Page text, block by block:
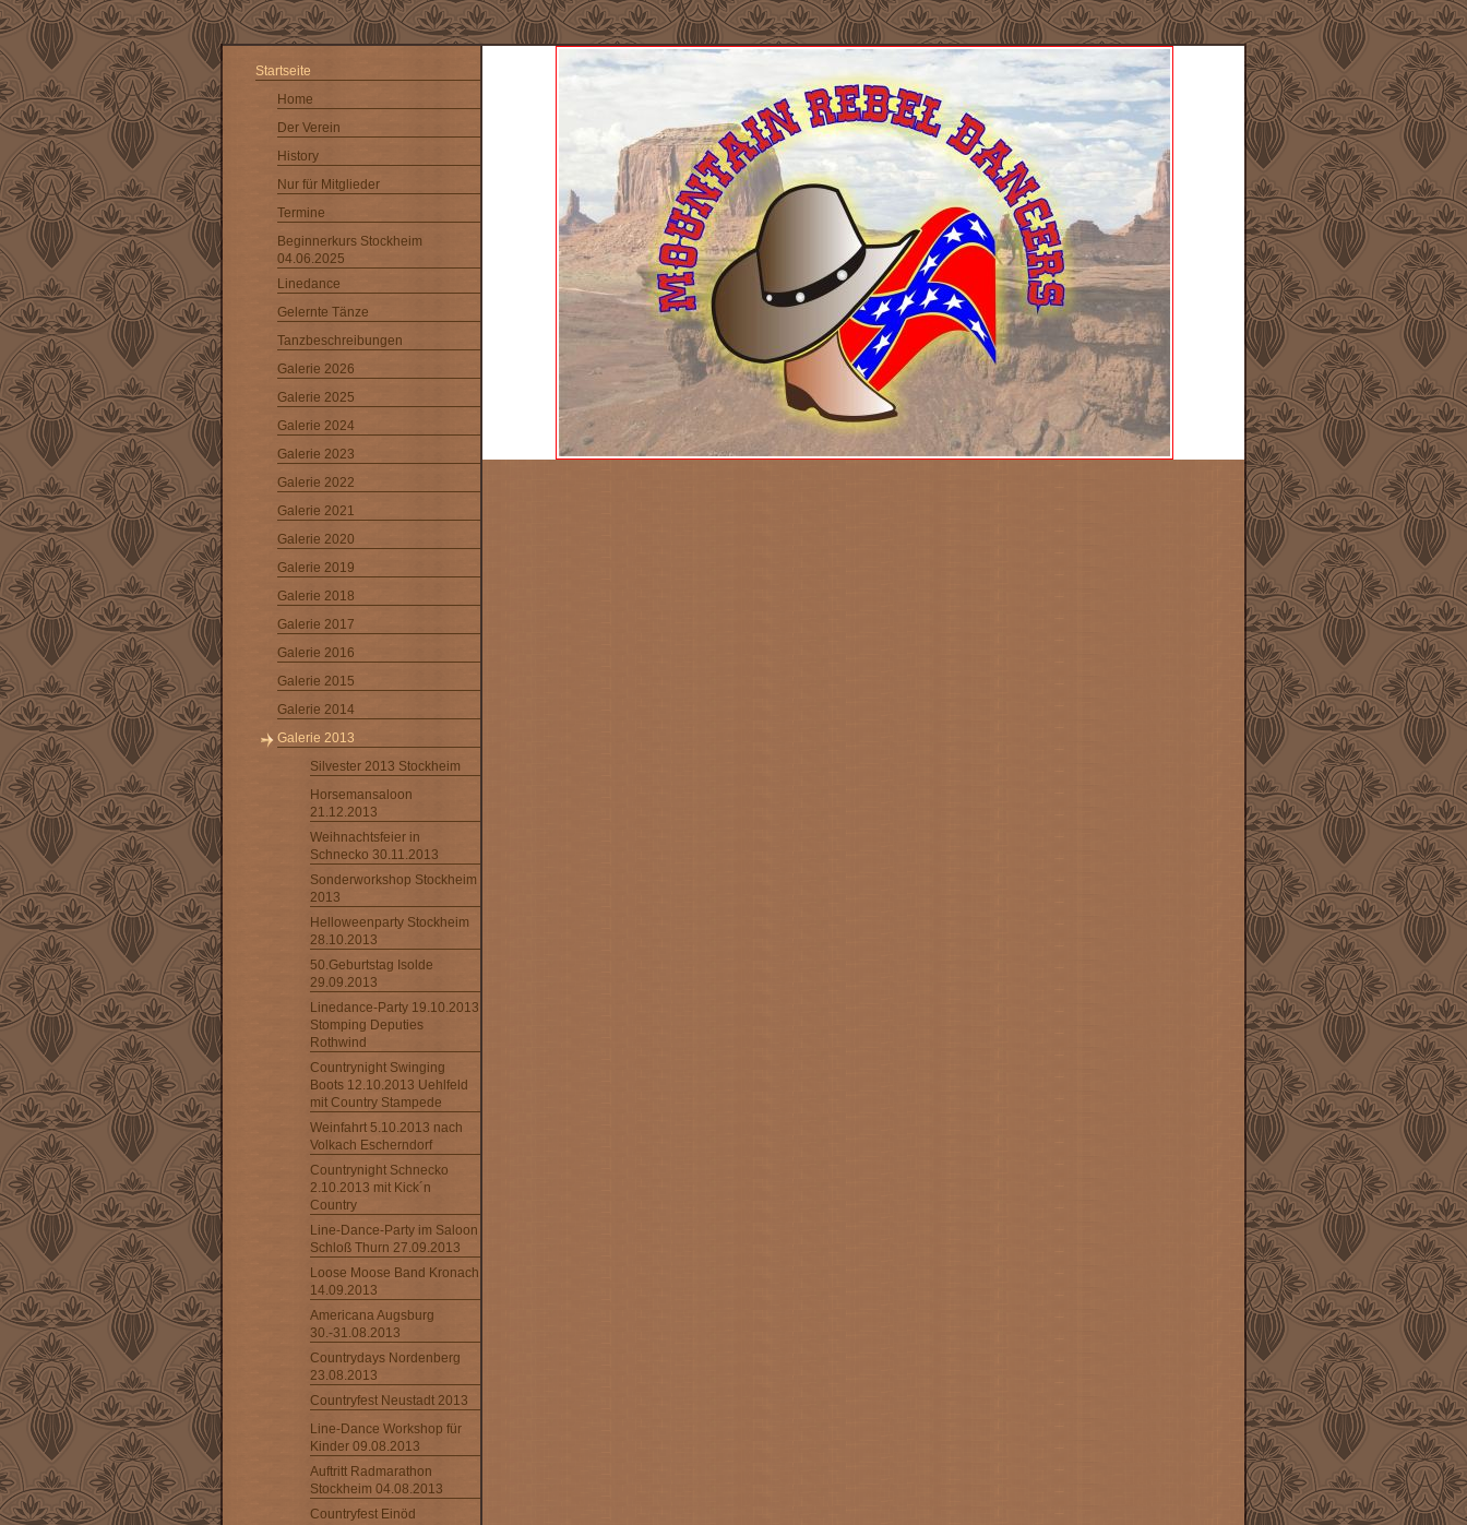
Startseite
Home
Der Verein
History
Nur für Mitglieder
Termine
Beginnerkurs Stockheim
04.06.2025
Linedance
Gelernte Tänze
Tanzbeschreibungen
Galerie 2026
Galerie 2025
Galerie 2024
Galerie 2023
Galerie 2022
Galerie 2021
Galerie 2020
Galerie 2019
Galerie 2018
Galerie 2017
Galerie 2016
Galerie 2015
Galerie 2014
Galerie 2013
Silvester 2013 Stockheim
Horsemansaloon
21.12.2013
Weihnachtsfeier in
Schnecko 30.11.2013
Sonderworkshop Stockheim
2013
Helloweenparty Stockheim
28.10.2013
50.Geburtstag Isolde
29.09.2013
Linedance-Party 19.10.2013
Stomping Deputies
Rothwind
Countrynight Swinging
Boots 12.10.2013 Uehlfeld
mit Country Stampede
Weinfahrt 5.10.2013 nach
Volkach Escherndorf
Countrynight Schnecko
2.10.2013 mit Kick´n
Country
Line-Dance-Party im Saloon
Schloß Thurn 27.09.2013
Loose Moose Band Kronach
14.09.2013
Americana Augsburg
30.-31.08.2013
Countrydays Nordenberg
23.08.2013
Countryfest Neustadt 2013
Line-Dance Workshop für
Kinder 09.08.2013
Auftritt Radmarathon
Stockheim 04.08.2013
Countryfest Einöd